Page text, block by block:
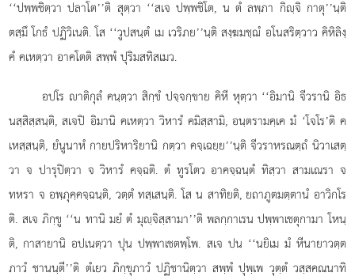
‘‘ปพฺพชิตฺวา ปลาโต’’ติ สุตฺวา ‘‘สเจ ปพฺพชิโต, น ตํ ลพฺภา กิฺจิ กาตุ’’นฺติ
ตสฺมึ โกธํ ปฏิวิเนติ. โส ‘‘วูปสนฺตํ เม เวริภย’’นฺติ สงฺฆมชฺฌํ อโนสริตฺวาว คิหิลิงฺ
คํ คเหตฺวา อาคโตติ สพฺพํ ปุริมสทิสเมว.
อปโร าติกุลํ คนฺตฺวา สิกฺขํ ปจฺจกฺขาย คิหี หุตฺวา ‘‘อิมานิ จีวรานิ อิธ
นสฺสิสฺสนฺติ, สเจปิ อิมานิ คเหตฺวา วิหารํ คมิสฺสามิ, อนฺตรามคฺเค มํ ‘โจโร’ติ ค
เหสฺสนฺติ, ยํนูนาหํ กายปริหาริยานิ กตฺวา คจฺเฉยฺย’’นฺติ จีวราหรณตฺถํ นิวาเสตฺ
วา จ ปารุปิตฺวา จ วิหารํ คจฺฉติ. ตํ ทูรโตว อาคจฺฉนฺตํ ทิสฺวา สามเณรา จ
ทหรา จ อพฺภุคฺคจฺฉนฺติ, วตฺตํ ทสฺเสนฺติ. โส น สาทิยติ, ยถาภูตมตฺตานํ อาวิกโร
ติ. สเจ ภิกฺขู ‘‘น ทานิ มยํ ตํ มุฺจิสฺสามา’’ติ พลกฺกาเรน ปพฺพาเชตุกามา โหนฺ
ติ, กาสายานิ อปเนตฺวา ปุน ปพฺพาเชตพฺโพ. สเจ ปน ‘‘นยิเม มํ หีนายาวตฺต
ภาวํ ชานนฺตี’’ติ ตํเยว ภิกฺขุภาวํ ปฏิชานิตฺวา สพฺพํ ปุพฺเพ วุตฺตํ วสฺสคณนาทิ